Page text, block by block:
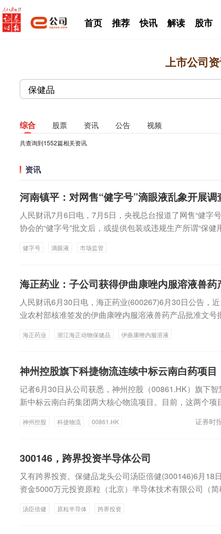
首页 推荐 快讯 解读 股市
上市公司
综合 股票 资讯 公告 视频
共查询到1552篇相关资讯
资讯
河南镇平：对网售“健字号”滴眼液乱象开展调
人民财讯7月6日电，7月5日，央视总台报道了网售“健字
协会的“健字号”批文后，或提供包装或违规生产所谓“保
某、王某、李某某，对企业涉嫌违法违规行为立案调查
责任主体依法依规严肃处理，对有关部门和个人在监管
健字号 滴眼液 市场监管
海正药业：子公司获得伊曲康唑内服溶液兽
人民财讯6月30日电，海正药业(600267)6月30日公告，
业农村部核准签发的伊曲康唑内服溶液兽药产品批准文
海正药业 浙江海正动物保健品 伊曲康唑内服溶液
神州控股旗下科捷物流连续中标云南白药项目
记者6月30日从公司获悉，神州控股（00861.HK）旗下
新中标云南白药集团两大核心物流项目。目前，这两个
标云南白药集团股份有限公司医疗器械电商仓配服务项
主要来源为各大电商平台。该项目已于2026年5月正式上
标的云南白药集团股份有限公司及旗下子公司物流运输
康品类、药品类、食品保健品、中药材等产品的物流运输
输服务，该项目目前已完成上线，运营状况平稳。云南
分领域排名稳居第一。此次中标的两大物流项目涵盖to B
神州控股 科捷物流 00861.HK 证券时
300146，跨界投资半导体公司
又有跨界投资。保健品龙头公司汤臣倍健(300146)6月18
资金5000万元投资原粒（北京）半导体技术有限公司（简
的公司股权，根据有关规定，本次投资事项构成关联交
汤臣倍健 原粒半导体 跨界投资